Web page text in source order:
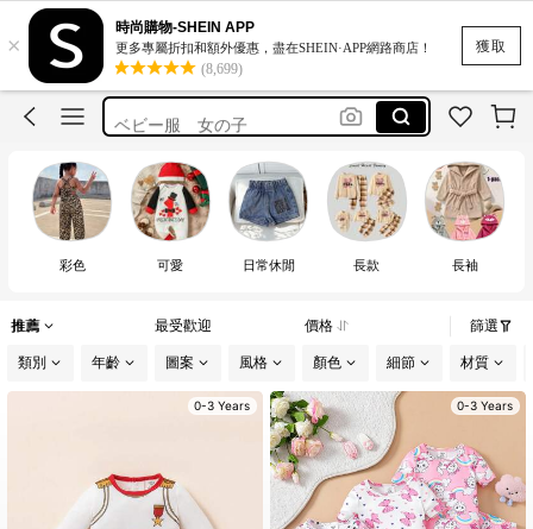
獲取
×
時尚購物-SHEIN APP
更多專屬折扣和額外優惠，盡在SHEIN·APP網路商店！
(8,699)
tops
ملابس اطفال رخيصة
ملابس اطفال بنات
ベビー服 女の子
tops
彩色 可愛 日常休閒 長款 長袖
推薦 最受歡迎 價格 篩選
類別 年齡 圖案 風格 顏色 細節 材質
0-3 Years 0-3 Years